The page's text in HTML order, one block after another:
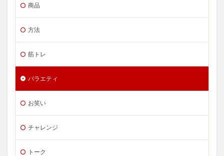
商品
方法
筋トレ
バラエティ
お笑い
チャレンジ
トーク